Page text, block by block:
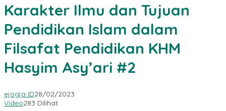
Karakter Ilmu dan Tujuan
Pendidikan Islam dalam
Filsafat Pendidikan KHM
Hasyim Asy’ari #2
ejogja ID28/02/2023
Video283 Dilihat